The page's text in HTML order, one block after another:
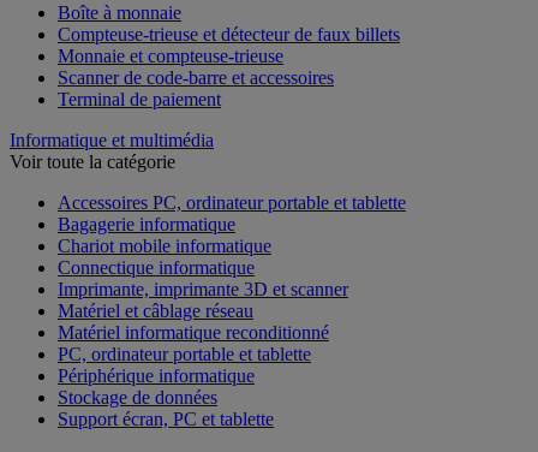
Boîte à monnaie
Compteuse-trieuse et détecteur de faux billets
Monnaie et compteuse-trieuse
Scanner de code-barre et accessoires
Terminal de paiement
Informatique et multimédia
Voir toute la catégorie
Accessoires PC, ordinateur portable et tablette
Bagagerie informatique
Chariot mobile informatique
Connectique informatique
Imprimante, imprimante 3D et scanner
Matériel et câblage réseau
Matériel informatique reconditionné
PC, ordinateur portable et tablette
Périphérique informatique
Stockage de données
Support écran, PC et tablette